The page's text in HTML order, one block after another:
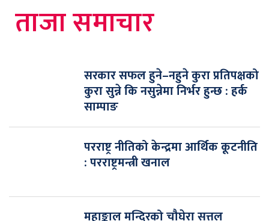
ताजा समाचार
सरकार सफल हुने–नहुने कुरा प्रतिपक्षको
कुरा सुन्ने कि नसुन्नेमा निर्भर हुन्छ : हर्क
साम्पाङ
परराष्ट्र नीतिको केन्द्रमा आर्थिक कूटनीति
: परराष्ट्रमन्त्री खनाल